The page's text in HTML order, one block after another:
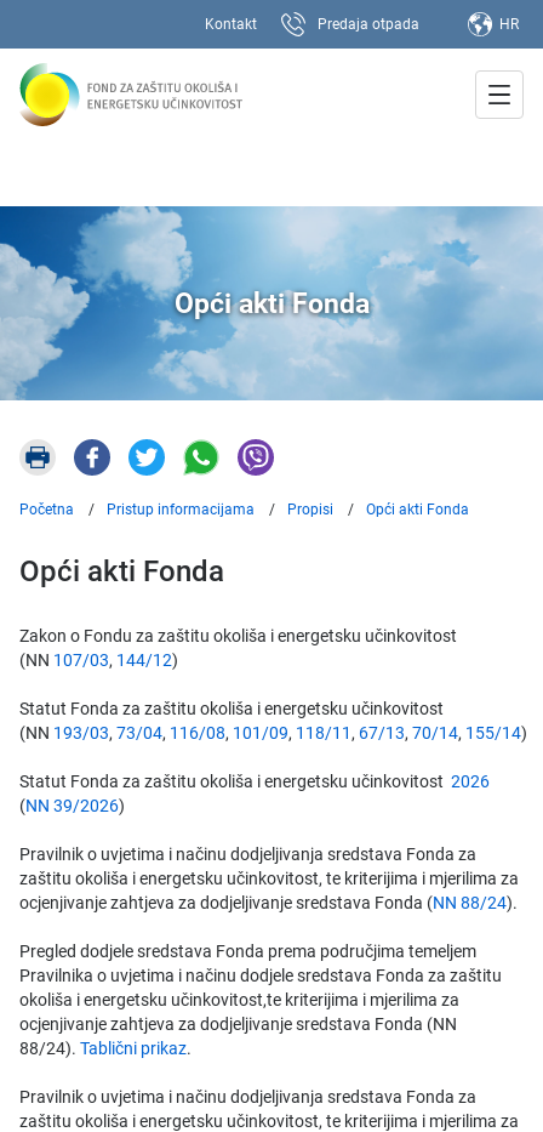
Kontakt Predaja otpada HR
Opći akti Fonda
Početna Pristup informacijama Propisi Opći akti Fonda
Opći akti Fonda
Zakon o Fondu za zaštitu okoliša i energetsku učinkovitost
(NN 107/03, 144/12)
Statut Fonda za zaštitu okoliša i energetsku učinkovitost
(NN 193/03, 73/04, 116/08, 101/09, 118/11 , 67/13, 70/14, 155/14)
Statut Fonda za zaštitu okoliša i energetsku učinkovitost 2026
(NN 39/2026)
Pravilnik o uvjetima i načinu dodjeljivanja sredstava Fonda za
zaštitu okoliša i energetsku učinkovitost, te kriterijima i mjerilima za
ocjenjivanje zahtjeva za dodjeljivanje sredstava Fonda (NN 88/24).
Pregled dodjele sredstava Fonda prema područjima temeljem
Pravilnika o uvjetima i načinu dodjele sredstava Fonda za zaštitu
okoliša i energetsku učinkovitost,te kriterijima i mjerilima za
ocjenjivanje zahtjeva za dodjeljivanje sredstava Fonda (NN
88/24). Tablični prikaz.
Pravilnik o uvjetima i načinu dodjeljivanja sredstava Fonda za
zaštitu okoliša i energetsku učinkovitost, te kriterijima i mjerilima za